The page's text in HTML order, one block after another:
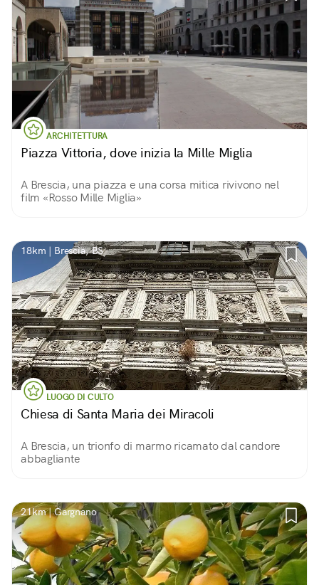
ARCHITETTURA
Piazza Vittoria, dove inizia la Mille Miglia
A Brescia, una piazza e una corsa mitica rivivono nel
film «Rosso Mille Miglia»
18km | Brescia, BS
LUOGO DI CULTO
Chiesa di Santa Maria dei Miracoli
A Brescia, un trionfo di marmo ricamato dal candore
abbagliante
21km | Gargnano